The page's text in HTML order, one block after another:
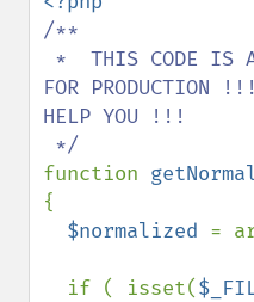
/**
FOR PRODUCTION
HELP YOU !!!
function
{
$normalized =
  if ( isset(